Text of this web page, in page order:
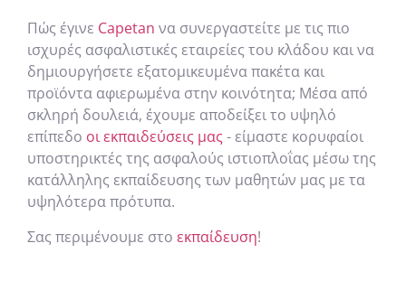
Πώς έγινε Capetan να συνεργαστείτε με τις πιο
ισχυρές ασφαλιστικές εταιρείες του κλάδου και να
δημιουργήσετε εξατομικευμένα πακέτα και
προϊόντα αφιερωμένα στην κοινότητα; Μέσα από
σκληρή δουλειά, έχουμε αποδείξει το υψηλό
επίπεδο οι εκπαιδεύσεις μας - είμαστε κορυφαίοι
υποστηρικτές της ασφαλούς ιστιοπλοΐας μέσω της
κατάλληλης εκπαίδευσης των μαθητών μας με τα
υψηλότερα πρότυπα.
Σας περιμένουμε στο εκπαίδευση!